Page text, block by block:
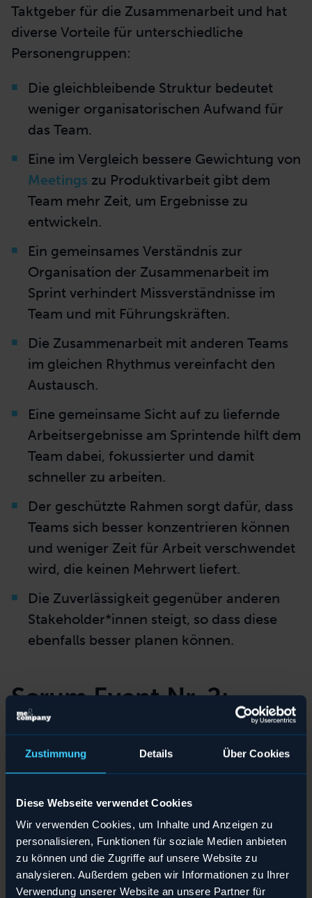
Zustimmung Details Über Cookies
Diese Webseite verwendet Cookies
Wir verwenden Cookies, um Inhalte und Anzeigen zu
personalisieren, Funktionen für soziale Medien anbieten
zu können und die Zugriffe auf unsere Website zu
analysieren. Außerdem geben wir Informationen zu Ihrer
Verwendung unserer Website an unsere Partner für
Teilen
Download
Teilen Download
Taktgeber für die Zusammenarbeit und hat
diverse Vorteile für unterschiedliche
Personengruppen:
Die gleichbleibende Struktur bedeutet
weniger organisatorischen Aufwand für
das Team.
Eine im Vergleich bessere Gewichtung von
Meetings zu Produktivarbeit gibt dem
Team mehr Zeit, um Ergebnisse zu
entwickeln.
Ein gemeinsames Verständnis zur
Organisation der Zusammenarbeit im
Sprint verhindert Missverständnisse im
Team und mit Führungskräften.
Die Zusammenarbeit mit anderen Teams
im gleichen Rhythmus vereinfacht den
Austausch.
Eine gemeinsame Sicht auf zu liefernde
Arbeitsergebnisse am Sprintende hilft dem
Team dabei, fokussierter und damit
schneller zu arbeiten.
Der geschützte Rahmen sorgt dafür, dass
Teams sich besser konzentrieren können
und weniger Zeit für Arbeit verschwendet
wird, die keinen Mehrwert liefert.
Die Zuverlässigkeit gegenüber anderen
Stakeholder*innen steigt, so dass diese
ebenfalls besser planen können.
Scrum Event Nr. 2:
Sprint Planning
ImSprint Planning
Scrum-Team zusammen, um den
Arbeitsfokus für den laufenden Sprint
festzulegen. Hierzu erarbeiten die
Teammitglieder Antworten auf die folgenden
Fragen:
Teilen